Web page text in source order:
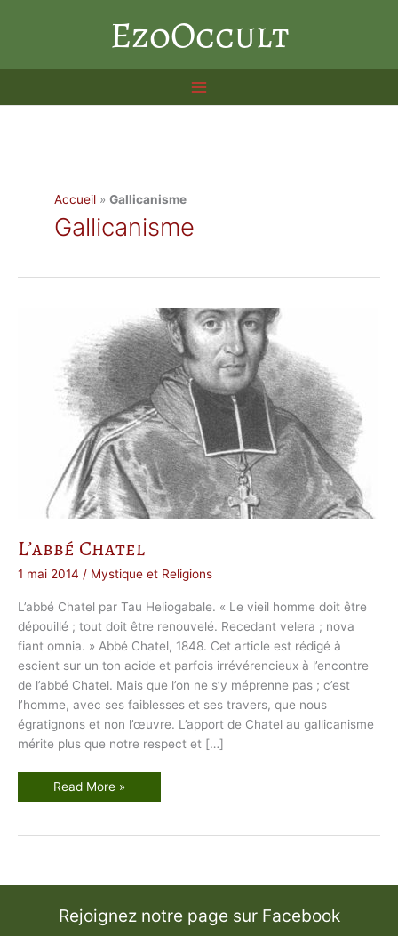
EzoOccult
Accueil »Gallicanisme
Gallicanisme
L’abbé Chatel
1 mai 2014 / Mystique et Religions
L’abbé Chatel par Tau Heliogabale. « Le vieil homme doit être
dépouillé ; tout doit être renouvelé. Recedant velera ; nova
fiant omnia. » Abbé Chatel, 1848. Cet article est rédigé à
escient sur un ton acide et parfois irrévérencieux à l’encontre
de l’abbé Chatel. Mais que l’on ne s’y méprenne pas ; c’est
l’homme, avec ses faiblesses et ses travers, que nous
égratignons et non l’œuvre. L’apport de Chatel au gallicanisme
mérite plus que notre respect et […]
L
t
Read More »
Rejoignez notre page sur Facebook